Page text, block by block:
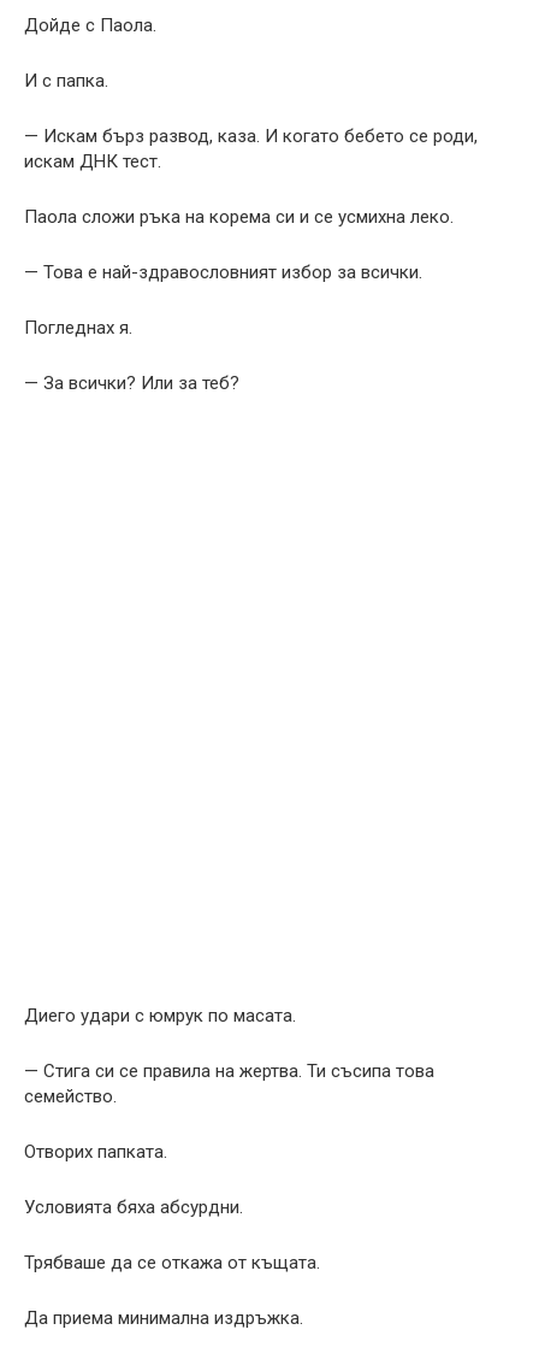
Дойде с Паола.
И с папка.
— Искам бърз развод, каза. И когато бебето се роди,
искам ДНК тест.
Паола сложи ръка на корема си и се усмихна леко.
— Това е най-здравословният избор за всички.
Погледнах я.
— За всички? Или за теб?
Диего удари с юмрук по масата.
— Стига си се правила на жертва. Ти съсипа това
семейство.
Отворих папката.
Условията бяха абсурдни.
Трябваше да се откажа от къщата.
Да приема минимална издръжка.